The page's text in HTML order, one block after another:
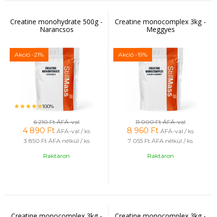
Előnyök:
Kevesebb emésztési probléma
A vízvisszatartás lehetséges csökkenése a szervezetben
Creatine monohydrate 500g -
Narancsos
Akció -21%
100%
6 210 FtÁFÁ-val
4 890 Ft ÁFÁ-val / ks
3 850 Ft ÁFA nélkül / ks
Raktáron
Creatine monocomplex 3kg -
Meggyes
Akció -19%
11 000 FtÁFÁ-val
8 960 Ft ÁFÁ-val / ks
7 055 Ft ÁFA nélkül / ks
Raktáron